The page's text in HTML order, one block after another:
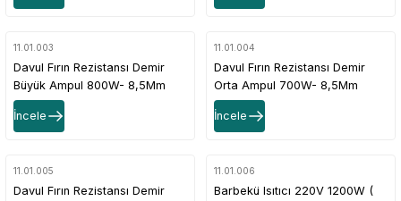
11.01.003
Davul Fırın Rezistansı Demir
Büyük Ampul 800W- 8,5Mm
İncele
11.01.004
Davul Fırın Rezistansı Demir
Orta Ampul 700W- 8,5Mm
İncele
11.01.005
Davul Fırın Rezistansı Demir
11.01.006
Barbekü Isıtıcı 220V 1200W (